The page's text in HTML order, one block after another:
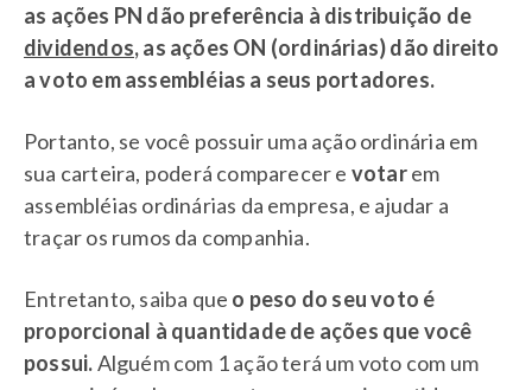
as ações PN dão preferência à distribuição de
dividendos, as ações ON (ordinárias) dão direito
a voto em assembléias a seus portadores.
Portanto, se você possuir uma ação ordinária em
sua carteira, poderá comparecer e votarem
assembléias ordinárias da empresa, e ajudar a
traçar os rumos da companhia.
Entretanto, saiba que o peso do seu voto é
proporcional à quantidade de ações que você
possui.Alguém com 1 ação terá um voto com um